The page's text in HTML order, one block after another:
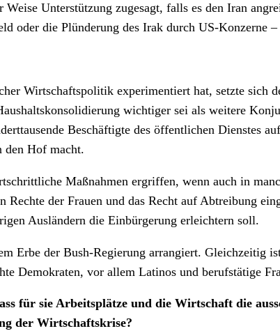
Unterstützung zugesagt, falls es den Iran
oder die Plünderung des Irak durch US-Konzerne
Wirtschaftspolitik experimentiert hat, setzte sich
wichtiger sei als weitere
Beschäftigte des öffentlichen Dienstes
den Hof macht.
Maßnahmen ergriffen, wenn auch in
der Frauen und das Recht auf Abtreibung
Ausländern die Einbürgerung erleichtern soll.
Erbe der Bush-Regierung arrangiert. Gleichzeitig
Demokraten, vor allem Latinos und berufstätige
für sie Arbeitsplätze und die Wirtschaft die
der Wirtschaftskrise?